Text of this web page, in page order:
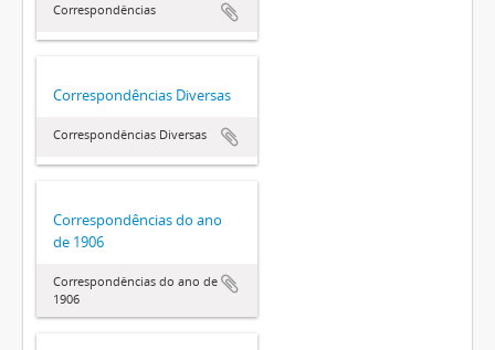
Correspondências
Correspondências Diversas
Correspondências Diversas
Correspondências do ano
de 1906
Correspondências do ano de
1906